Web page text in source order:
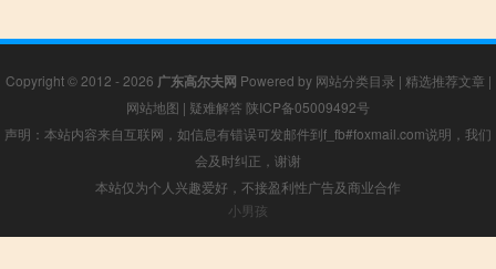
Copyright © 2012 - 2026 广东高尔夫网 Powered by 网站分类目录 | 精选推荐文章 |
网站地图 | 疑难解答 陕ICP备05009492号
声明：本站内容来自互联网，如信息有错误可发邮件到f_fb#foxmail.com说明，我们
会及时纠正，谢谢
本站仅为个人兴趣爱好，不接盈利性广告及商业合作
小男孩